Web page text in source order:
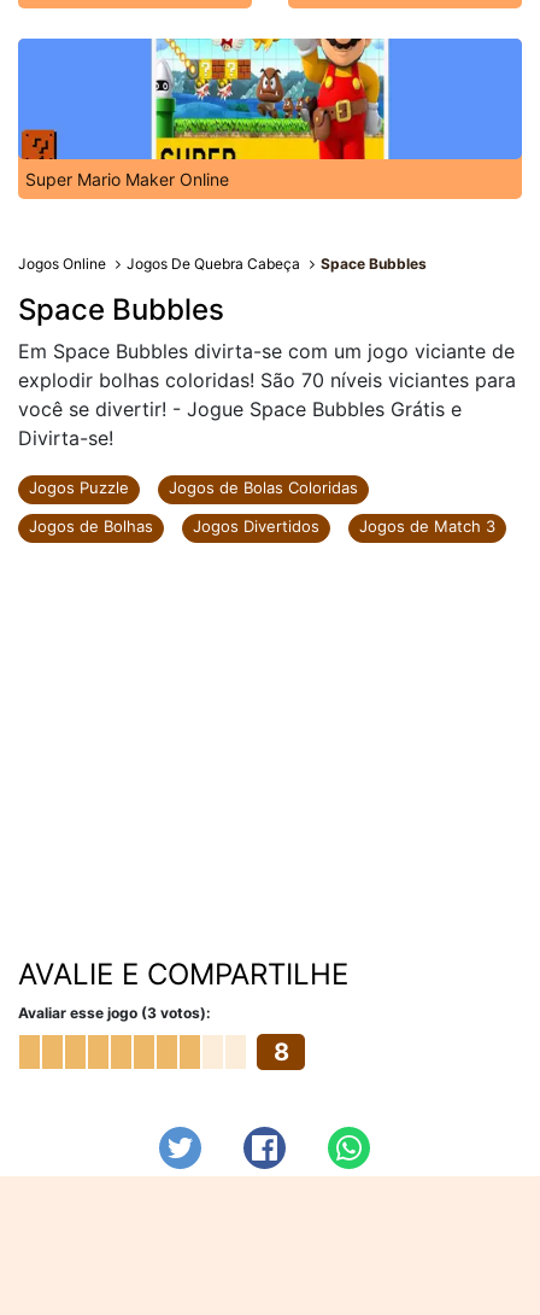
Super Mario Maker Online
Jogos Online Jogos De Quebra Cabeça Space Bubbles
Space Bubbles
Em Space Bubbles divirta-se com um jogo viciante de
explodir bolhas coloridas! São 70 níveis viciantes para
você se divertir! - Jogue Space Bubbles Grátis e
Divirta-se!
Jogos Puzzle
Jogos de Bolas Coloridas
Jogos de Bolhas
Jogos Divertidos Jogos de Match 3
AVALIE E COMPARTILHE
Avaliar esse jogo (3 votos):
8